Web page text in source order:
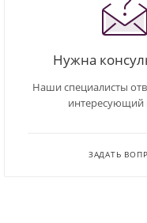
Нужна
Наши специалисты
интересующий
ЗАДАТЬ